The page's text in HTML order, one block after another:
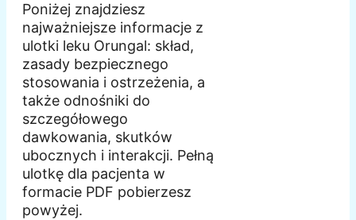
Poniżej znajdziesz
najważniejsze informacje z
ulotki leku Orungal: skład,
zasady bezpiecznego
stosowania i ostrzeżenia, a
także odnośniki do
szczegółowego
dawkowania, skutków
ubocznych i interakcji. Pełną
ulotkę dla pacjenta w
formacie PDF pobierzesz
powyżej.